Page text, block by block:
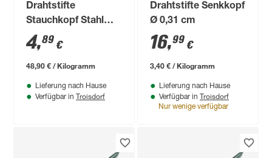
Drahtstifte
Stauchkopf Stahl
verzinkt 1,6 x 30 mm
4,89 €
48,90 € / Kilogramm
Lieferung nach Hause
Verfügbar in Troisdorf
Drahtstifte Senkkopf
Ø 0,31 cm
16,99 €
3,40 € / Kilogramm
Lieferung nach Hause
Verfügbar in Troisdorf
Nur wenige verfügbar